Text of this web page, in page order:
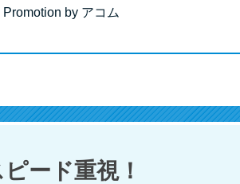
Promotion by アコム
ード重視！